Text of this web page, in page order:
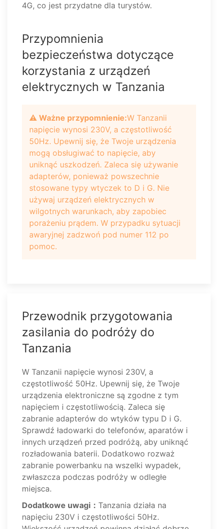
4G, co jest przydatne dla turystów.
Przypomnienia
bezpieczeństwa dotyczące
korzystania z urządzeń
elektrycznych w Tanzania
⚠️ Ważne przypomnienie:W Tanzanii
napięcie wynosi 230V, a częstotliwość
50Hz. Upewnij się, że Twoje urządzenia
mogą obsługiwać to napięcie, aby
uniknąć uszkodzeń. Zaleca się używanie
adapterów, ponieważ powszechnie
stosowane typy wtyczek to D i G. Nie
używaj urządzeń elektrycznych w
wilgotnych warunkach, aby zapobiec
porażeniu prądem. W przypadku sytuacji
awaryjnej zadzwoń pod numer 112 po
pomoc.
Przewodnik przygotowania
zasilania do podróży do
Tanzania
W Tanzanii napięcie wynosi 230V, a
częstotliwość 50Hz. Upewnij się, że Twoje
urządzenia elektroniczne są zgodne z tym
napięciem i częstotliwością. Zaleca się
zabranie adapterów do wtyków typu D i G.
Sprawdź ładowarki do telefonów, aparatów i
innych urządzeń przed podróżą, aby uniknąć
rozładowania baterii. Dodatkowo rozważ
zabranie powerbanku na wszelki wypadek,
zwłaszcza podczas podróży w odległe
miejsca.
Dodatkowe uwagi： Tanzania działa na
napięciu 230V i częstotliwości 50Hz.